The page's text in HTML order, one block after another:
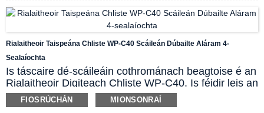
ann chun páirteanna leictreonacha a chosaint ó
theocht ard mheánach. Is gléas tomhais brú
sláintíochta agus láidir é an táirge a sháraíonn rialú
próiseas bia agus dí.
Rialaitheoir Taispeána Chliste WP-C40 Scáileán Dúbailte Aláram 4-
Sealaíochta
Is táscaire dé-scáileáin cothrománach beagtoise é an
Rialaitheoir Digiteach Chliste WP-C40. Is féidir leis an
rialtóir cineálacha éagsúla comharthaí ionchuir a
ghlacadh, lena n-áirítear mA, mV, RTD,
FIOSRÚCHÁN MIONSONRAÍ